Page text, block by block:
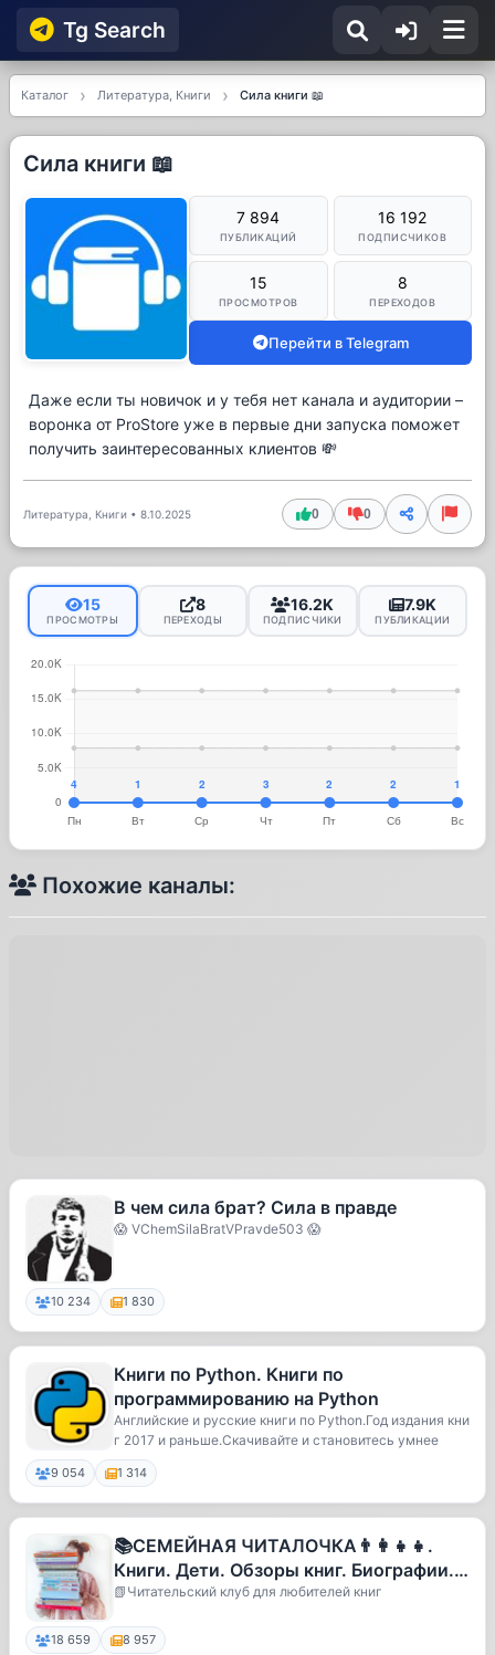
Tg Searсh
Каталог Литература, Книги Сила книги 📖
Сила книги 📖
7 894
ПУБЛИКАЦИЙ
16 192
ПОДПИСЧИКОВ
15
ПРОСМОТРОВ
8
ПЕРЕХОДОВ
Перейти в Telegram
Даже если ты новичок и у тебя нет канала и аудитории –
воронка от ProStore уже в первые дни запуска поможет
получить заинтересованных клиентов 💸
Литература, Книги • 8.10.2025 0 0
15
ПРОСМОТРЫ
8
ПЕРЕХОДЫ
16.2K
ПОДПИСЧИКИ
7.9K
ПУБЛИКАЦИИ
Похожие каналы:
В чем сила брат? Сила в правде
😱 VChemSilaBratVPravde503 😱
10 234 1 830
Книги по Python. Книги по
программированию на Python
Английские и русские книги по Python.Год издания кни
г 2017 и раньше.Скачивайте и становитесь умнее
9 054 1 314
📚СЕМЕЙНАЯ ЧИТАЛОЧКА👨‍👩‍👧‍👧.
Книги. Дети. Обзоры книг. Биографии.
Книги для детей
📗Читательский клуб для любителей книг
18 659 8 957